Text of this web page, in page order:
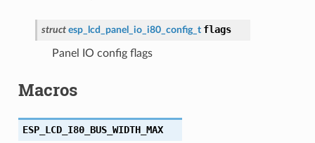
struct esp_lcd_panel_io_i80_config_t flags
Panel IO config flags
Macros
ESP_LCD_I80_BUS_WIDTH_MAX